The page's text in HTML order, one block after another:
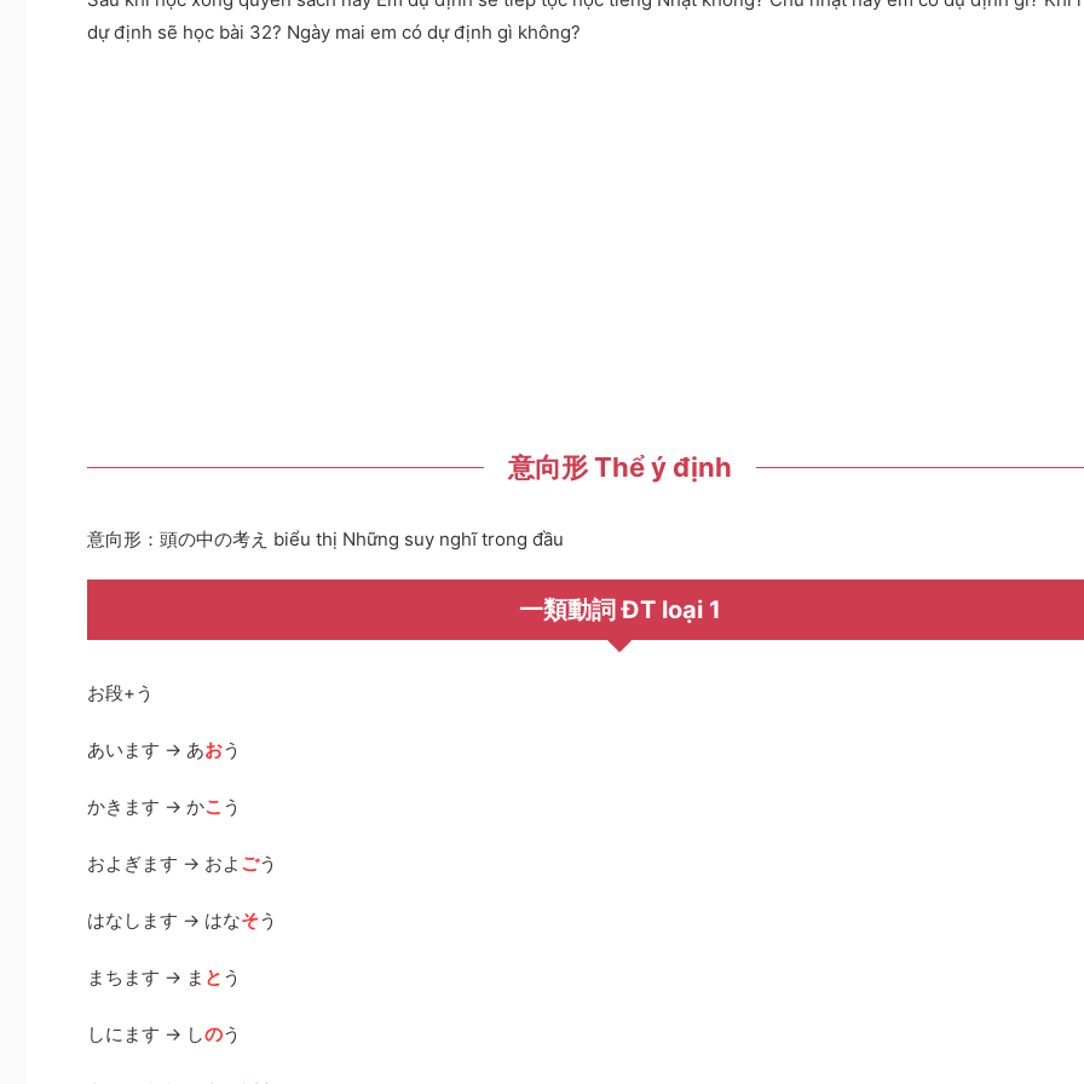
dự định sẽ học bài 32? Ngày mai em có dự định gì không?
意向形 Thể ý định
意向形：頭の中の考え biểu thị Những suy nghĩ trong đầu
一類動詞 ĐT loại 1
お段+う
あいます → あおう
かきます → かこ う
およぎます → およ ごう
はなします → はなそう
まちます → ま と う
しにます → しのう